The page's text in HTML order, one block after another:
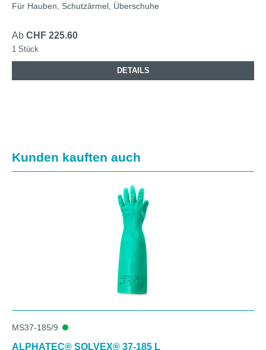
Für Hauben, Schutzärmel, Überschuhe
Ab CHF 225.60
1 Stück
DETAILS
Produktgalerie überspringen
Kunden kauften auch
MS37-185/9
ALPHATEC® SOLVEX® 37-185 L